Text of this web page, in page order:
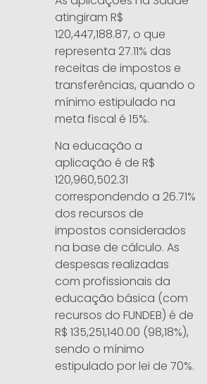
atingiram R$
120,447,188.87, o que
representa 27.11% das
receitas de impostos e
transferências, quando o
mínimo estipulado na
meta fiscal é 15%.
Na educação a
aplicação é de R$
120,960,502.31
correspondendo a 26.71%
dos recursos de
impostos considerados
na base de cálculo. As
despesas realizadas
com profissionais da
educação básica (com
recursos do FUNDEB) é de
R$ 135,251,140.00 (98,18%),
sendo o mínimo
estipulado por lei de 70%.